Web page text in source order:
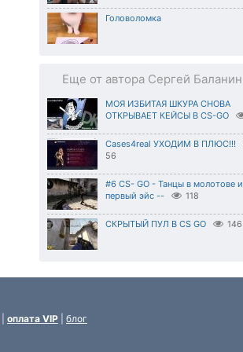
Головоломка
Еще от автора Сергей Баланин
МОЯ ИЗБИТАЯ ШКУРА СНОВА
ОТКРЫВАЕТ КЕЙСЫ В CS-GO
Cases4real УХОДИМ В ПЛЮС!!!
56
#6 CS- GO - Танцы в молотове и
первый эйс --
118
СКРЫТЫЙ ПУЛ В CS GO 146
оплата VIP
блог